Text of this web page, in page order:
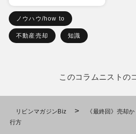
ノウハウ/how to
不動産売却 知識
このコラムニストの
リビンマガジンBiz >
《最終回》売却
行方